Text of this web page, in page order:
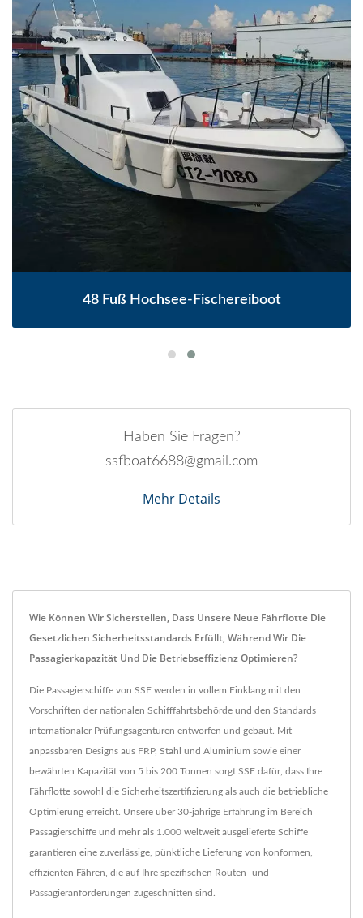
48 Fuß Hochsee-Fischereiboot
Haben Sie Fragen?
ssfboat6688@gmail.com
Mehr Details
Wie Können Wir Sicherstellen, Dass Unsere Neue Fährflotte Die
Gesetzlichen Sicherheitsstandards Erfüllt, Während Wir Die
Passagierkapazität Und Die Betriebseffizienz Optimieren?
Die Passagierschiffe von SSF werden in vollem Einklang mit den
Vorschriften der nationalen Schifffahrtsbehörde und den Standards
internationaler Prüfungsagenturen entworfen und gebaut. Mit
anpassbaren Designs aus FRP, Stahl und Aluminium sowie einer
bewährten Kapazität von 5 bis 200 Tonnen sorgt SSF dafür, dass Ihre
Fährflotte sowohl die Sicherheitszertifizierung als auch die betriebliche
Optimierung erreicht. Unsere über 30-jährige Erfahrung im Bereich
Passagierschiffe und mehr als 1.000 weltweit ausgelieferte Schiffe
garantieren eine zuverlässige, pünktliche Lieferung von konformen,
effizienten Fähren, die auf Ihre spezifischen Routen- und
Passagieranforderungen zugeschnitten sind.